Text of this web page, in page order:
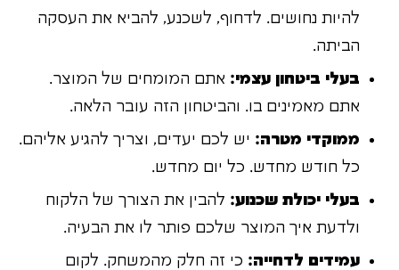
להיות נחושים. לדחוף, לשכנע, להביא את העסקה
הביתה.
בעלי ביטחון עצמי: אתם המומחים של המוצר.
אתם מאמינים בו. והביטחון הזה עובר הלאה.
ממוקדי מטרה: יש לכם יעדים, וצריך להגיע אליהם.
כל חודש מחדש. כל יום מחדש.
בעלי יכולת שכנוע: להבין את הצורך של הלקוח
ולדעת איך המוצר שלכם פותר לו את הבעיה.
עמידים לדחייה: כי זה חלק מהמשחק. לקום